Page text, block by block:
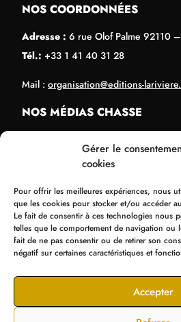
Gérer le
cookies
Pour offrir les meilleures expériences, nous
que les cookies pour stocker et/ou accéder
Le fait de consentir à ces technologies nous
telles que le comportement de navigation ou
fait de ne pas consentir ou de retirer son
négatif sur certaines caractéristiques et
Accepter
NOS COORDONNÉES
Adresse : 6 rue Olof Palme 92110
Tél.: +33 1 41 40 31 28
Mail : organisation@editions-
NOS MÉDIAS CHASSE
Connaissance de la chasse
Armes de Chasse
NOS ORGANISATIONS
Bol d’Or